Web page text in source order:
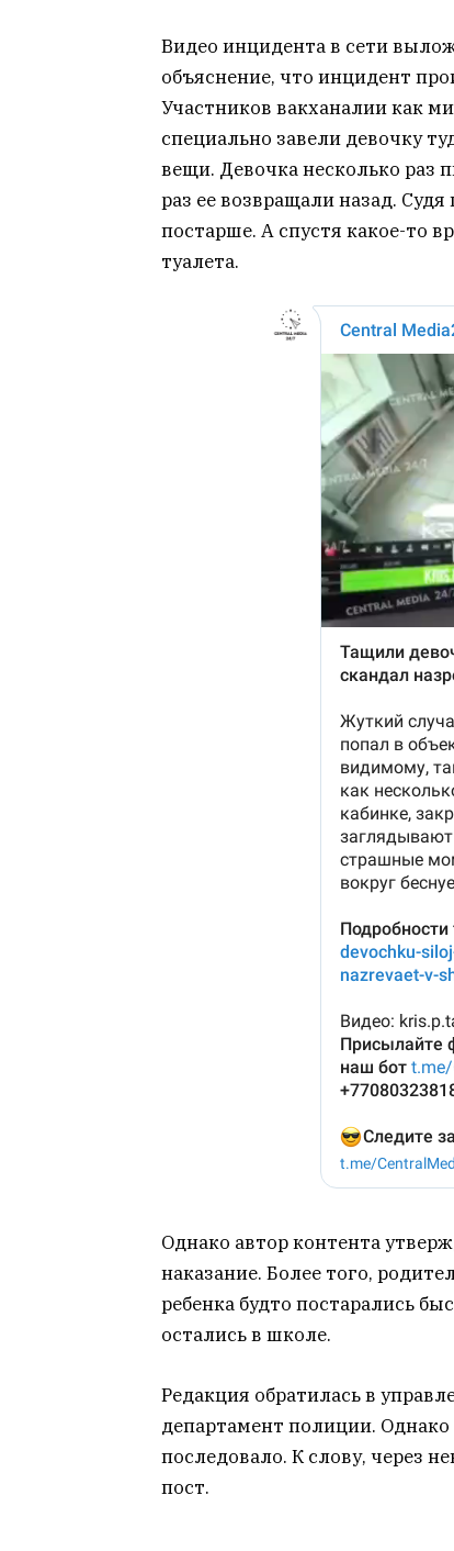
Видео инцидента в сети
объяснение, что инцидент
Участников вакханалии как
специально завели девочку
вещи. Девочка несколько раз
раз ее возвращали назад.
постарше. А спустя какое-то
туалета.
Однако автор контента
наказание. Более того,
ребенка будто постарались
остались в школе.
Редакция обратилась в
департамент полиции.
последовало. К слову, через
пост.